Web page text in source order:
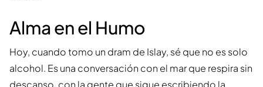
Alma en el Humo
Hoy, cuando tomo un dram de Islay, sé que no es solo
alcohol. Es una conversación con el mar que respira sin
descanso, con la gente que sigue escribiendo la